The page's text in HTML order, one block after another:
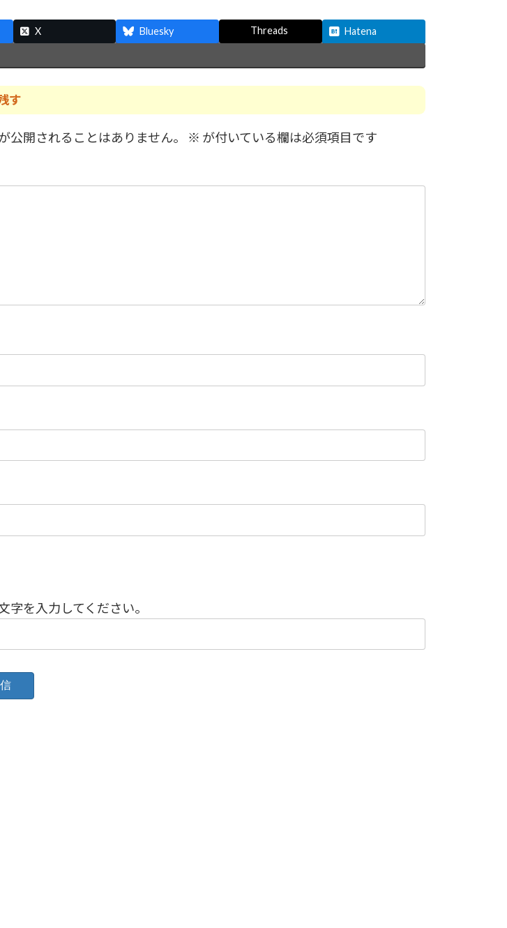
X Bluesky Threads Hatena
す
公開されることはありません。 ※ が付いている欄は必須項目です
字を入力してください。